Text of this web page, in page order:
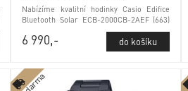
Nabízíme kvalitní hodinky Casio Edifice
Bluetooth Solar ECB-2000CB-2AEF (663)
světové časy a minerálním sklem
6 990,-
zdarma